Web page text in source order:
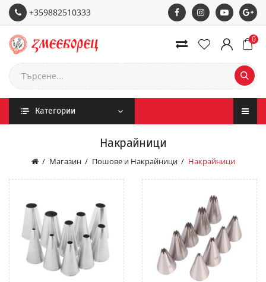
+359882510333
0
Категории
Накрайници
Магазин Пошове и Накрайници Накрайници